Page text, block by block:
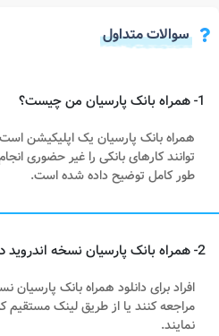
سوالات متداول
1- همراه بانک پارسیان من چیست؟
همراه بانک پارسیان یک اپلیکیشن است
توانند کارهای بانکی را غیر‌ حضوری
طور‌ کامل توضیح داده شده است.
2- همراه بانک پارسیان نسخه اندروید دارد؟
افراد برای دانلود همراه بانک پارسیان
مراجعه کنند یا از طریق لینک
نمایند.